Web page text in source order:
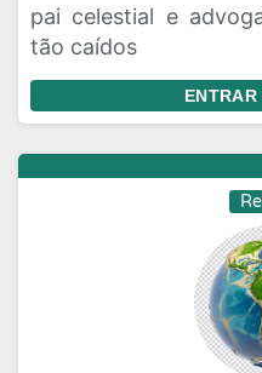
pai celestial e
tão caídos